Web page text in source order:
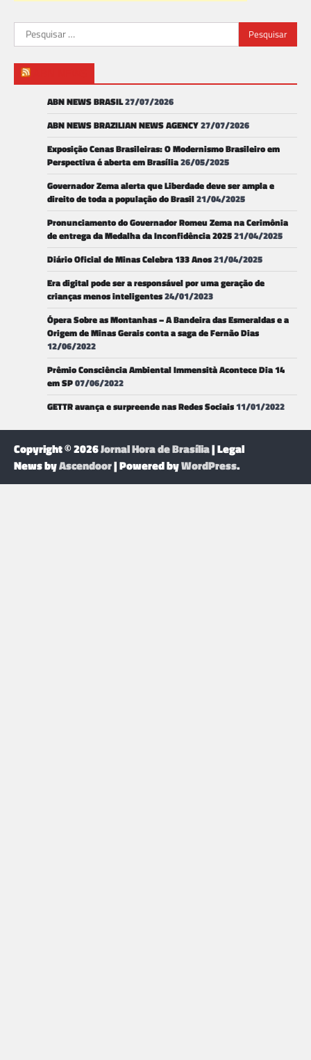
Pesquisar
por:
ABN NEWS BRASIL27/07/2026
ABN NEWS BRAZILIAN NEWS AGENCY27/07/2026
Exposição Cenas Brasileiras: O Modernismo Brasileiro em
Perspectiva é aberta em Brasília26/05/2025
Governador Zema alerta que Liberdade deve ser ampla e
direito de toda a população do Brasil21/04/2025
Pronunciamento do Governador Romeu Zema na Cerimônia
de entrega da Medalha da Inconfidência 202521/04/2025
Diário Oficial de Minas Celebra 133 Anos21/04/2025
Era digital pode ser a responsável por uma geração de
crianças menos inteligentes24/01/2023
Ópera Sobre as Montanhas – A Bandeira das Esmeraldas e a
Origem de Minas Gerais conta a saga de Fernão Dias
12/06/2022
Prêmio Consciência Ambiental Immensità Acontece Dia 14
em SP07/06/2022
GETTR avança e surpreende nas Redes Sociais11/01/2022
Copyright © 2026Jornal Hora de Brasília| Legal
News byAscendoor| Powered byWordPress.